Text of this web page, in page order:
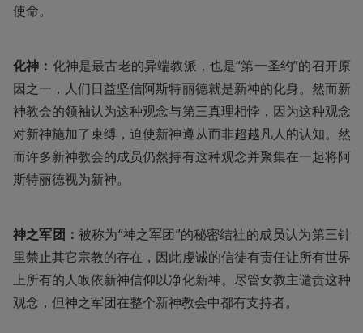
使命。
化神： 化神是最古老的异端教派，也是“第一圣约”的召开原
因之一，人们日益坚信阿斯特丽德就是新神的化身。然而新
神教会的领袖认为这种观念与第三真理相悖，因为这种观念
对新神施加了束缚，迫使新神遵从而非超越凡人的认知。然
而许多新神教会的成员仍然持有这种观念并聚集在一起将阿
斯特丽德视为新神。
神之军团： 被称为“神之军团”的秘密结社的成员认为第三针
里禁止其它宗教的存在，因此虔诚的信徒有责任让所有世界
上所有的人皈依新神信仰以净化新神。尽管女教主谴责这种
观念，但神之军团在整个新神教会中都有支持者。